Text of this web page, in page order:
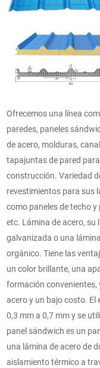
Ofrecemos una línea
paredes, paneles
de acero, molduras,
tapajuntas de pared
construcción. Variedad
revestimientos para sus
como paneles de techo
etc. Lámina de acero, su
galvanizada o una
orgánico. Tiene las
un color brillante, una
formación convenientes,
acero y un bajo costo. El
0,3 mm a 0,7 mm y se
panel sándwich es un
una lámina de acero de
aislamiento térmico a